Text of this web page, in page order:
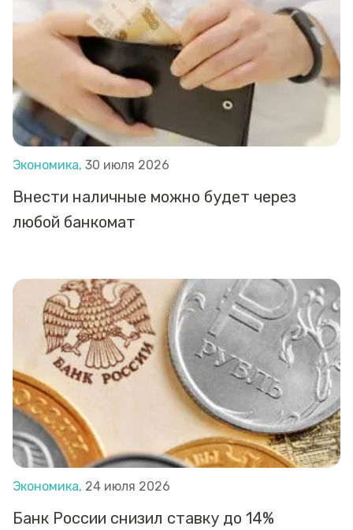
Экономика, 30 июля 2026
Внести наличные можно будет через
любой банкомат
Экономика, 24 июля 2026
Банк России снизил ставку до 14%